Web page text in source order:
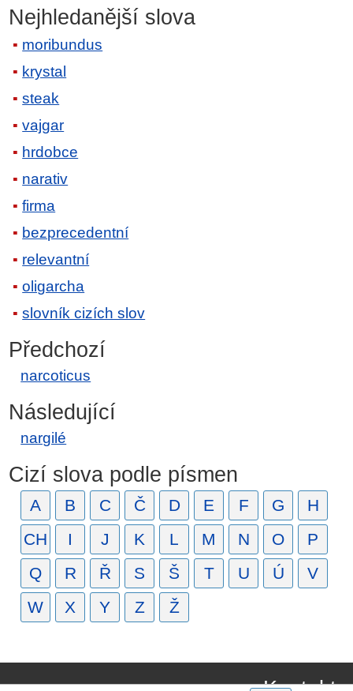
Nejhledanější slova
moribundus
krystal
steak
vajgar
hrdobce
narativ
firma
bezprecedentní
relevantní
oligarcha
slovník cizích slov
Předchozí
narcoticus
Následující
nargilé
Cizí slova podle písmen
A B C Č D E F G
H
CH
I J K L M N O
P
Q
R Ř S Š T U Ú
V
W
X Y Z Ž